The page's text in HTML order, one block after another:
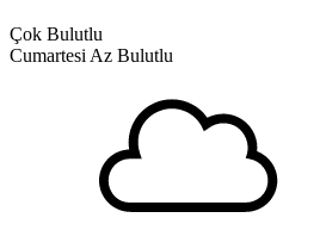
Çok Bulutlu
Cumartesi Az Bulutlu